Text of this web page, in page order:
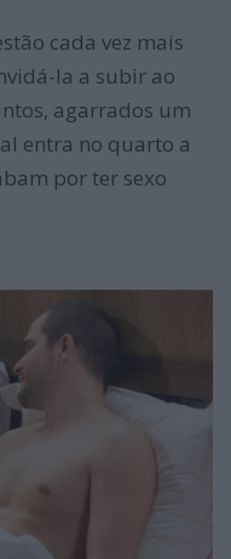
cada vez mais
la a subir ao
agarrados um
entra no quarto a
por ter sexo